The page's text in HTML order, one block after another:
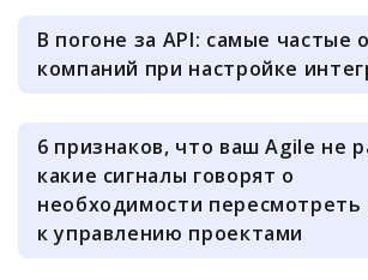
В погоне за API: самые частые
компаний при настройке
6 признаков, что ваш Agile не
какие сигналы говорят о
необходимости пересмотреть
к управлению проектами